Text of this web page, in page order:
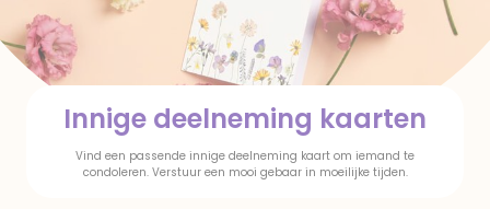
Innige deelneming kaarten
Vind een passende innige deelneming kaart om iemand te
condoleren. Verstuur een mooi gebaar in moeilijke tijden.